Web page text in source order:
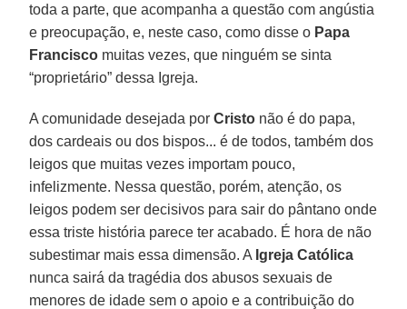
toda a parte, que acompanha a questão com angústia
e preocupação, e, neste caso, como disse o Papa
Francisco muitas vezes, que ninguém se sinta
“proprietário” dessa Igreja.
A comunidade desejada porCristo não é do papa,
dos cardeais ou dos bispos... é de todos, também dos
leigos que muitas vezes importam pouco,
infelizmente. Nessa questão, porém, atenção, os
leigos podem ser decisivos para sair do pântano onde
essa triste história parece ter acabado. É hora de não
subestimar mais essa dimensão. A Igreja Católica
nunca sairá da tragédia dos abusos sexuais de
menores de idade sem o apoio e a contribuição do